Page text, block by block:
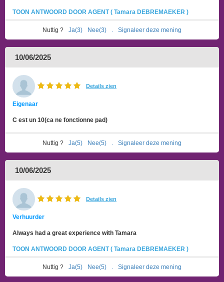
TOON ANTWOORD DOOR AGENT ( Tamara DEBREMAEKER )
Nuttig ? Ja(3) Nee(3) Signaleer deze mening
10/06/2025
Details zien
Eigenaar
C est un 10(ca ne fonctionne pad)
Nuttig ? Ja(5) Nee(5) Signaleer deze mening
10/06/2025
Details zien
Verhuurder
Always had a great experience with Tamara
TOON ANTWOORD DOOR AGENT ( Tamara DEBREMAEKER )
Nuttig ? Ja(5) Nee(5) Signaleer deze mening